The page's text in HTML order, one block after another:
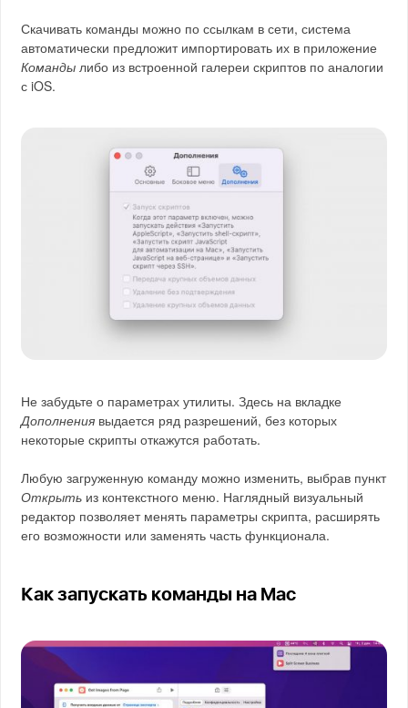
Скачивать команды можно по ссылкам в сети, система
автоматически предложит импортировать их в приложение
Команды либо из встроенной галереи скриптов по аналогии
с iOS.
Не забудьте о параметрах утилиты. Здесь на вкладке
Дополнения выдается ряд разрешений, без которых
некоторые скрипты откажутся работать.
Любую загруженную команду можно изменить, выбрав пункт
Открыть из контекстного меню. Наглядный визуальный
редактор позволяет менять параметры скрипта, расширять
его возможности или заменять часть функционала.
Как запускать команды на Mac